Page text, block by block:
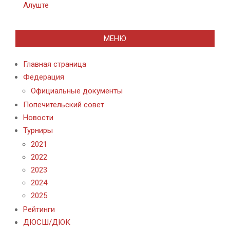
Алуште
МЕНЮ
Главная страница
Федерация
Официальные документы
Попечительский совет
Новости
Турниры
2021
2022
2023
2024
2025
Рейтинги
ДЮСШ/ДЮК